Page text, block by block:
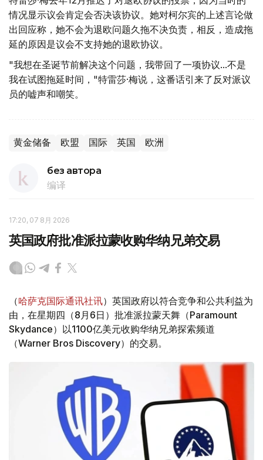
情况显示议会肯定会否决该协议。她对柯尔宾的上述言论做
出回应称，她不会为退欧问题久拖不决负责，相反，造成拖
延的原因是议会不支持她的退欧协议。
"我想在圣诞节前解决这个问题，我带回了一项协议...不是
我在试图拖延时间，"特雷莎·梅说，这番话引来了反对派议
员的嘘声和嘲笑。
黄金储备 欧盟 国际 英国 欧洲
без автора
编译
17:20, 07 8月 2026
英国政府批准派拉蒙收购华纳兄弟交易
（哈萨克国际通讯社讯）英国政府以符合竞争和公共利益为
由，在星期四（8月6日）批准派拉蒙天舞（Paramount
Skydance）以1100亿美元收购华纳兄弟探索频道
（Warner Bros Discovery）的交易。